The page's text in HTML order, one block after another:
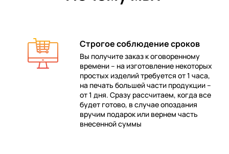
Строгое соблюдение сроков
Вы получите заказ к оговоренному
времени – на изготовление некоторых
простых изделий требуется от 1 часа,
на печать большей части продукции –
от 1 дня. Сразу рассчитаем, когда все
будет готово, в случае опоздания
вручим подарок или вернем часть
внесенной суммы